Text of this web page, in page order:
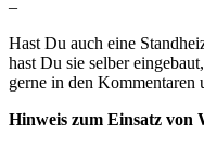
–
Hast Du auch eine
hast Du sie selber
gerne in den Kommentaren
Hinweis zum Einsatz von